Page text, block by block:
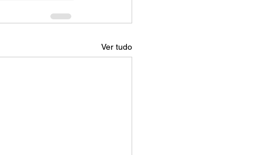
Ver tudo